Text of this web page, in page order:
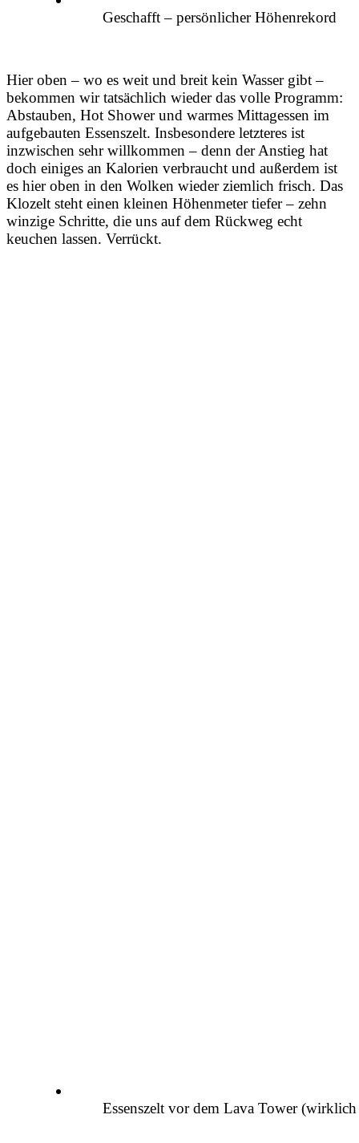
Geschafft – persönlicher Höhenrekord
Hier oben – wo es weit und breit kein Wasser gibt –
bekommen wir tatsächlich wieder das volle Programm:
Abstauben, Hot Shower und warmes Mittagessen im
aufgebauten Essenszelt. Insbesondere letzteres ist
inzwischen sehr willkommen – denn der Anstieg hat
doch einiges an Kalorien verbraucht und außerdem ist
es hier oben in den Wolken wieder ziemlich frisch. Das
Klozelt steht einen kleinen Höhenmeter tiefer – zehn
winzige Schritte, die uns auf dem Rückweg echt
keuchen lassen. Verrückt.
Essenszelt vor dem Lava Tower (wirklich